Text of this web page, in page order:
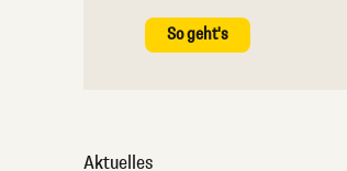
So geht's
Aktuelles